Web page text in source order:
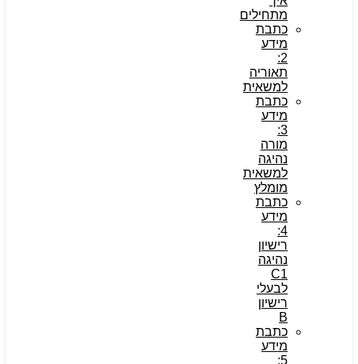
מתחילים
כתבת
מידע
2:
תאוריה
למשאית
כתבת
מידע
3:
מורה
נהיגה
למשאית
מומלץ
כתבת
מידע
4:
רישיון
נהיגה
C1
לבעלי
רישיון
B
כתבת
מידע
5: